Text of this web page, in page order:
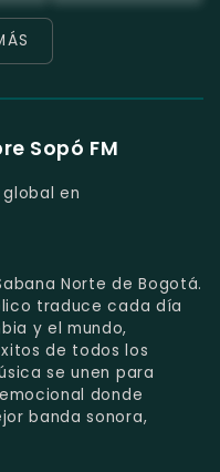
Sopó FM
en
Norte de Bogotá.
traduce cada día
y el mundo,
de todos los
se unen para
donde
banda sonora,